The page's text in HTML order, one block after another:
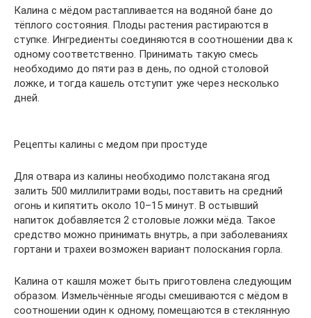
Калина с мёдом растапливается на водяной бане до
тёплого состояния. Плоды растения растираются в
ступке. Ингредиенты соединяются в соотношении два к
одному соответственно. Принимать такую смесь
необходимо до пяти раз в день, по одной столовой
ложке, и тогда кашель отступит уже через несколько
дней.
Рецепты калины с медом при простуде
Для отвара из калины необходимо полстакана ягод
залить 500 миллилитрами воды, поставить на средний
огонь и кипятить около 10–15 минут. В остывший
напиток добавляется 2 столовые ложки мёда. Такое
средство можно принимать внутрь, а при заболеваниях
гортани и трахеи возможен вариант полоскания горла.
Калина от кашля может быть приготовлена следующим
образом. Измельчённые ягоды смешиваются с мёдом в
соотношении один к одному, помещаются в стеклянную